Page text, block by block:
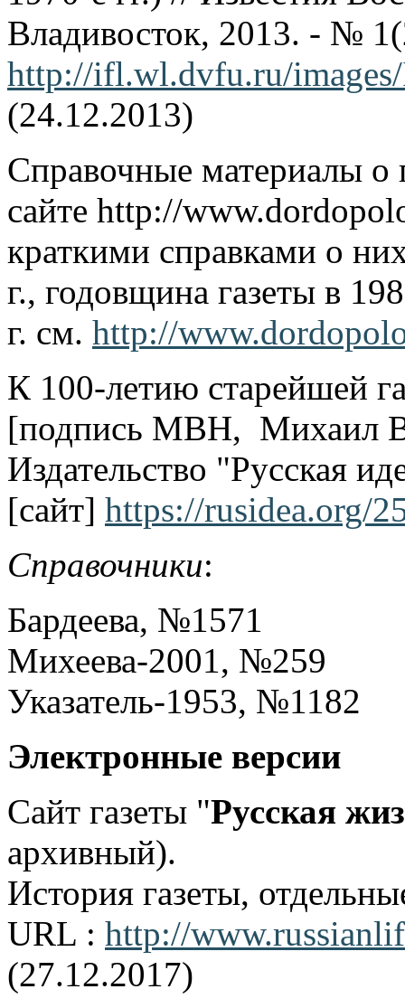
Владивосток, 2013. - №
http://ifl.wl.dvfu.ru/
(24.12.2013)
Справочные материалы о
сайте http://
краткими справками о
г., годовщина газеты в
г. см. http://
К 100-летию старейшей
[подпись МВН, Михаил
Издательство "Русская
[сайт] https://rusidea.org/
Справочники:
Бардеева, №1571
Михеева-2001, №259
Указатель-1953, №1182
Электронные версии
Сайт газеты "Русская
архивный).
История газеты,
URL : http://
(27.12.2017)